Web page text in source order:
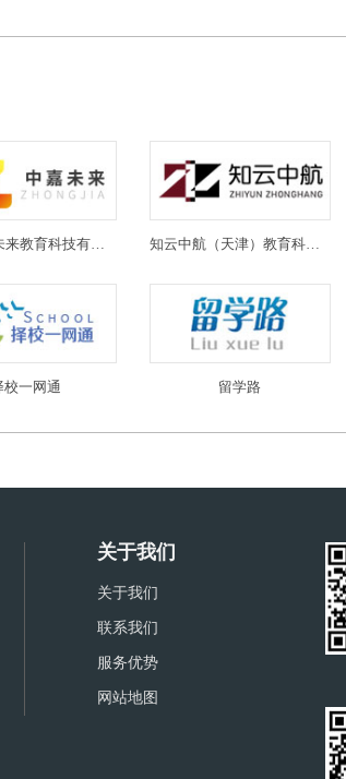
北京中嘉未来教育科技有限公司 知云中航（天津）教育科技有限公司
校一网通 留学路
关于我们
关于我们
联系我们
服务优势
网站地图